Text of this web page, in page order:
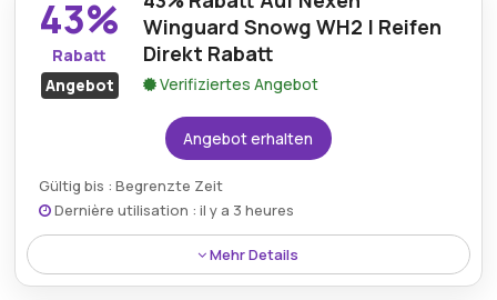
Mindestkaufbetrag:Kein Minimum erforderlich
Berechtigung:Für alle Kunden
Art des Angebots:
Zeitlich begrenztes Angebot
Kumulierbar:
Nicht mit anderen Aktionen
Bedingungen:Die Allgemeinen
Geschäftsbedingungen finden Sie auf der
Website des Händlers.
43%
Rabatt
Angebot
Winguard Snowg WH2 | Reifen
Direkt Rabatt
Verifiziertes Angebot
Angebot erhalten
Gültig bis : Begrenzte Zeit
Dernière utilisation : il y a 3 heures
Mehr Details
Der Nexen Winguard SnowG WH2 ist mit 43%